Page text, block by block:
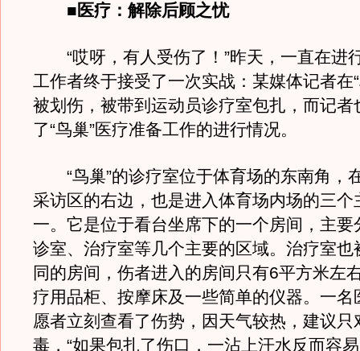
■医疗：解除后顾之忧
“哎呀，有人受伤了！”昨天，一直在进
工作者终于接受了一次实战：某媒体记者在
被划伤，被带到运动员诊疗室包扎，而记者
了“鸟巢”医疗准备工作的进行情况。
“鸟巢”的诊疗室位于体育场的东南角，
采访区的右边，也是进入体育场内场的三个
一。它是位于看台坐席下的一个房间，主要
诊室、治疗室等几个主要的区域。治疗室也
同的房间，伤者进入的房间只有6平方米左
疗用品柜、按摩床及一些简单的仪器。一名
愿者立刻查看了伤势，因天气较热，建议只
毒，“如果包扎了伤口，一沾上汗水反而容